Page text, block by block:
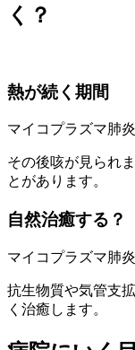
く？
熱が続く期間
マイコプラズマ肺
その後咳が見られ
とがあります。
自然治癒する？
マイコプラズマ肺
抗生物質や気管支
く治癒します。